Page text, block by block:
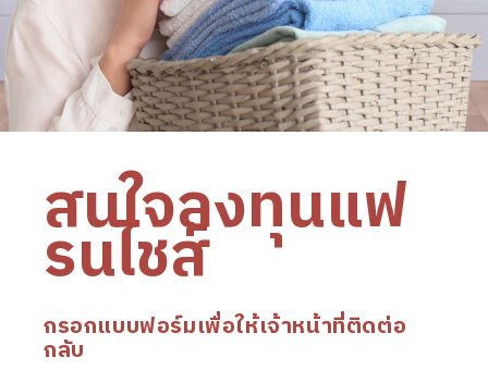
สนใจลงทุนแฟ
รนไชส์
กรอกแบบฟอร์มเพื่อให้เจ้าหน้าที่ติดต่อ
กลับ